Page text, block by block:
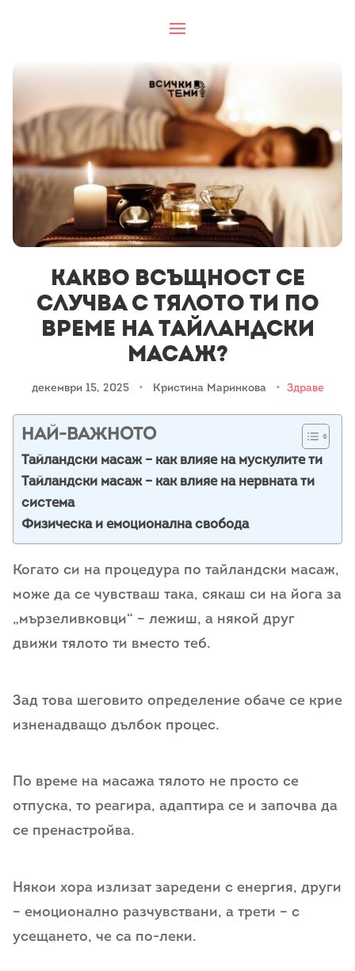
Какво всъщност се
случва с тялото ти по
време на тайландски
масаж?
декември 15, 2025 • Кристина Маринкова • Здраве
НАЙ-ВАЖНОТО
Тайландски масаж – как влияе на мускулите ти
Тайландски масаж – как влияе на нервната ти
система
Физическа и емоционална свобода
Когато си на процедура по тайландски масаж,
може да се чувстваш така, сякаш си на йога за
„мързеливковци“ – лежиш, а някой друг
движи тялото ти вместо теб.
Зад това шеговито определение обаче се крие
изненадващо дълбок процес.
По време на масажа тялото не просто се
отпуска, то реагира, адаптира се и започва да
се пренастройва.
Някои хора излизат заредени с енергия, други
– емоционално разчувствани, а трети – с
усещането, че са по-леки.